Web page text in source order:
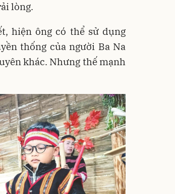
lòng.
hiện ông có thể sử dụng
thống của người Ba Na
khác. Nhưng thế mạnh